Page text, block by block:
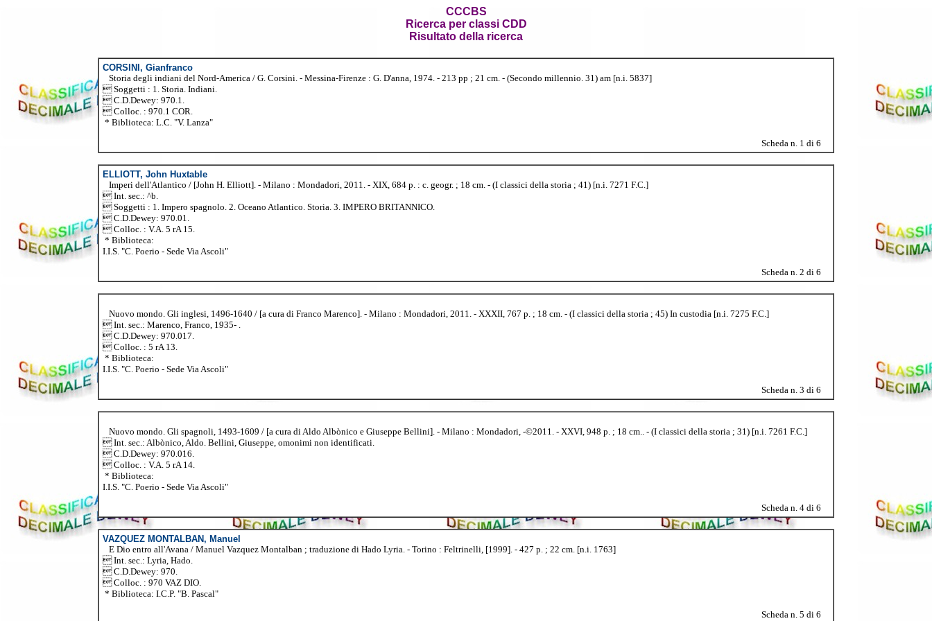
CCCBS
Ricerca per classi CDD
Risultato della ricerca
CORSINI, Gianfranco
Storia degli indiani del Nord-America / G. Corsini. - Messina-Firenze : G. D'anna, 1974. - 213 pp ; 21 cm. - (Secondo millennio. 31) am [n.i. 5837]
 Soggetti : 1. Storia. Indiani.
 C.D.Dewey: 970.1.
 Colloc. : 970.1 COR.
* Biblioteca: L.C. "V. Lanza"
Scheda n. 1 di 6
ELLIOTT, John Huxtable
Imperi dell'Atlantico / [John H. Elliott]. - Milano : Mondadori, 2011. - XIX, 684 p. : c. geogr. ; 18 cm. - (I classici della storia ; 41) [n.i. 7271 F.C.]
 Int. sec.: ^b.
 Soggetti : 1. Impero spagnolo. 2. Oceano Atlantico. Storia. 3. IMPERO BRITANNICO.
 C.D.Dewey: 970.01.
 Colloc. : V.A. 5 rA 15.
* Biblioteca:
I.I.S. "C. Poerio - Sede Via Ascoli"
Scheda n. 2 di 6
Nuovo mondo. Gli inglesi, 1496-1640 / [a cura di Franco Marenco]. - Milano : Mondadori, 2011. - XXXII, 767 p. ; 18 cm. - (I classici della storia ; 45) In custodia [n.i. 7275 F.C.]
 Int. sec.: Marenco, Franco, 1935- .
 C.D.Dewey: 970.017.
 Colloc. : 5 rA 13.
* Biblioteca:
I.I.S. "C. Poerio - Sede Via Ascoli"
Scheda n. 3 di 6
Nuovo mondo. Gli spagnoli, 1493-1609 / [a cura di Aldo Albònico e Giuseppe Bellini]. - Milano : Mondadori, -©2011. - XXVI, 948 p. ; 18 cm.. - (I classici della storia ; 31) [n.i. 7261 F.C.]
 Int. sec.: Albònico, Aldo. Bellini, Giuseppe, omonimi non identificati.
 C.D.Dewey: 970.016.
 Colloc. : V.A. 5 rA 14.
* Biblioteca:
I.I.S. "C. Poerio - Sede Via Ascoli"
Scheda n. 4 di 6
VAZQUEZ MONTALBAN, Manuel
E Dio entro all'Avana / Manuel Vazquez Montalban ; traduzione di Hado Lyria. - Torino : Feltrinelli, [1999]. - 427 p. ; 22 cm. [n.i. 1763]
 Int. sec.: Lyria, Hado.
 C.D.Dewey: 970.
 Colloc. : 970 VAZ DIO.
* Biblioteca: I.C.P. "B. Pascal"
Scheda n. 5 di 6